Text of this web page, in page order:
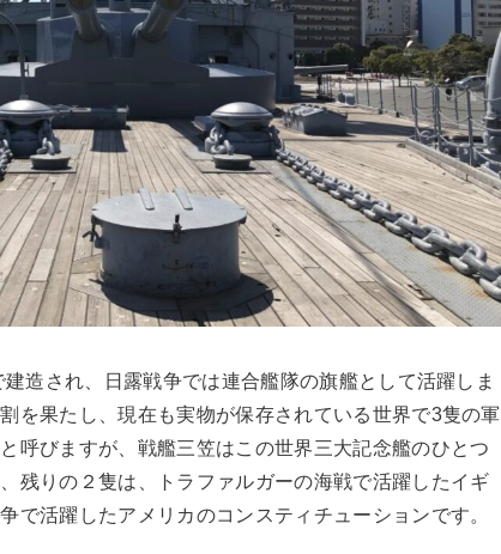
造され、日露戦争では連合艦隊の旗艦として活躍しま
を果たし、現在も実物が保存されている世界で3隻の軍
呼びますが、戦艦三笠はこの世界三大記念艦のひとつ
残りの２隻は、トラファルガーの海戦で活躍したイギ
で活躍したアメリカのコンスティチューションです。